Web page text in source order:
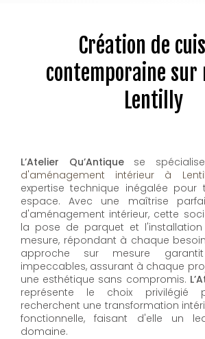
Création de
contemporaine sur
Lentilly
L’Atelier Qu’Antiquese
d'aménagement intérieur à
expertise technique inégalée pour
espace. Avec une maîtrise
d'aménagement intérieur, cette
la pose de parquet et
mesure, répondant à chaque
approche sur mesure
impeccables, assurant à chaque
une esthétique sans compromis.
représente le choix privilégié
recherchent une transformation
fonctionnelle, faisant d'elle un
domaine.